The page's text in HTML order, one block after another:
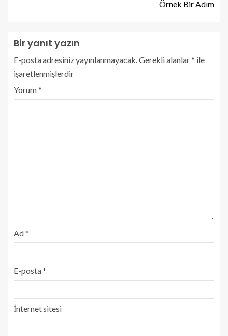
Örnek Bir Adım
Bir yanıt yazın
E-posta adresiniz yayınlanmayacak. Gerekli alanlar* ile
işaretlenmişlerdir
Yorum*
Ad*
E-posta*
İnternet sitesi